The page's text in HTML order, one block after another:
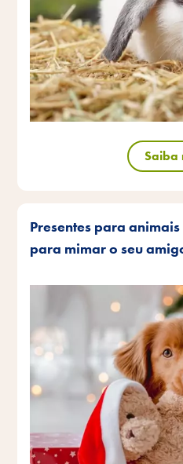
Saiba
Presentes para
para mimar o seu